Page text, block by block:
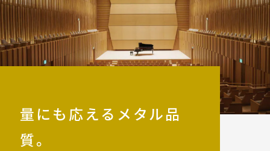
量にも応えるメタル品
質。